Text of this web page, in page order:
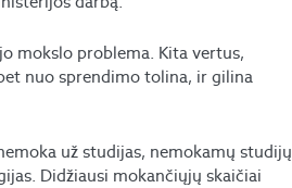
mokslo problema. Kita vertus,
nuo sprendimo tolina, ir gilina
už studijas, nemokamų studijų
Didžiausi mokančiųjų skaičiai